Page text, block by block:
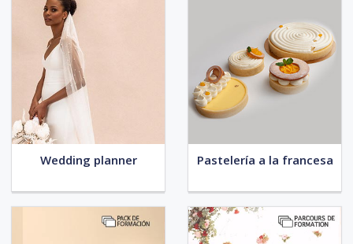
Wedding planner Pastelería a la francesa